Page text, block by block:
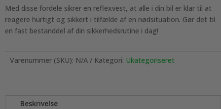
Med disse fordele sikrer en reflexvest, at alle i din bil er klar til at
reagere hurtigt og sikkert i tilfælde af en nødsituation. Gør det til
en fast bestanddel af din sikkerhedsrutine i dag!
Varenummer (SKU): N/A Kategori: Ukategoriseret
Beskrivelse